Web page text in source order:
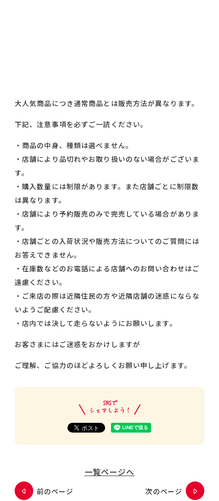
大人気商品につき通常商品とは販売方法が異なります。
下記、注意事項を必ずご一読ください。
・商品の中身、種類は選べません。
・店舗により品切れやお取り扱いのない場合がございま
す。
・購入数量には制限があります。また店舗ごとに制限数
は異なります。
・店舗により予約販売のみで完売している場合がありま
す。
・店舗ごとの入荷状況や販売方法についてのご質問には
お答えできません。
・在庫数などのお電話による店舗へのお問い合わせはご
遠慮ください。
・ご来店の際は近隣住民の方や近隣店舗の迷惑にならな
いようご配慮ください。
・店内では決して走らないようにお願いします。
お客さまにはご迷惑をおかけしますが
ご理解、ご協力のほどよろしくお願い申し上げます。
一覧ページへ
前のページ 次のページ